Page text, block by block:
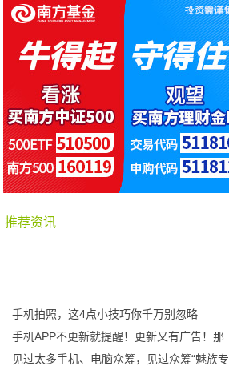
推荐资讯
手机拍照，这4点小技巧你千万别忽略
手机APP不更新就提醒！更新又有广告！那
见过太多手机、电脑众筹，见过众筹“魅族专